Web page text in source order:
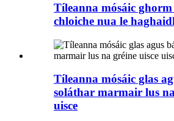
Tíleanna mósáic ghorm
chloiche nua le
Tíleanna mósáic glas
soláthar marmair lus
uisce